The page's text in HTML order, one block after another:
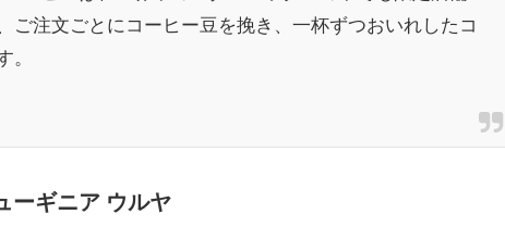
ご注文ごとにコーヒー豆を挽き、一杯ずつおいれしたコ
。
ーギニア ウルヤ